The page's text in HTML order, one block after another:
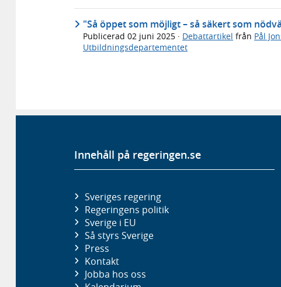
"Så öppet som möjligt – så säkert som
Publicerad 02 juni 2025 · Debattartikel från Pål
Utbildningsdepartementet
Innehåll på regeringen.se
Sveriges regering
Regeringens politik
Sverige i EU
Så styrs Sverige
Press
Kontakt
Jobba hos oss